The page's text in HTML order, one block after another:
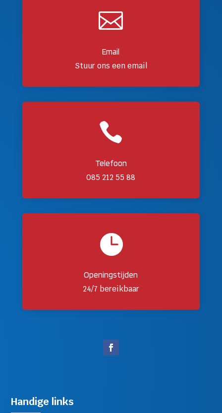

Email
Stuur ons een email

Telefoon
085 212 55 88

Openingstijden
24/7 bereikbaar
Handige links